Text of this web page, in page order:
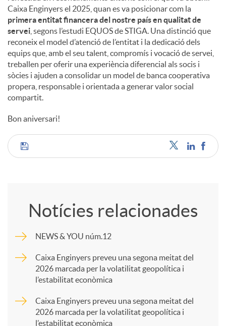
Caixa Enginyers el 2025, quan es va posicionar com la
primera entitat financera del nostre país en qualitat de
servei , segons l’estudi EQUOS de STIGA. Una distinció que
reconeix el model d’atenció de l’entitat i la dedicació dels
equips que, amb el seu talent, compromís i vocació de servei,
treballen per oferir una experiència diferencial als socis i
sòcies i ajuden a consolidar un model de banca cooperativa
propera, responsable i orientada a generar valor social
compartit.
Bon aniversari!
C
p
Notícies relacionades
NEWS & YOU núm.12
Caixa Enginyers preveu una segona meitat del
2026 marcada per la volatilitat geopolítica i
l’estabilitat econòmica
Caixa Enginyers preveu una segona meitat del
2026 marcada per la volatilitat geopolítica i
l’estabilitat econòmica